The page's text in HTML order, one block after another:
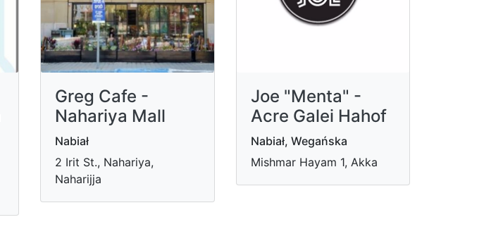
Greg Cafe -
Nahariya Mall
Nabiał
2 Irit St., Nahariya,
Naharijja
Joe "Menta" -
Acre Galei Hahof
Nabiał, Wegańska
Mishmar Hayam 1, Akka